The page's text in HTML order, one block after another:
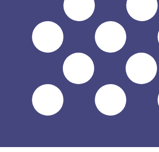
410437
USD
Taux interbancaire à 11:46 UTC
Parlez avec un expert en devises dès
Planifier un appel
Nous utilisons le taux de marché
d'argent.
Vérifiez les taux d'envoi.